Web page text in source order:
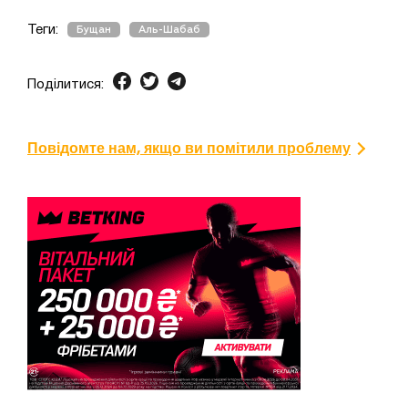
Теги: Бущан Аль-Шабаб
Поділитися:
Повідомте нам, якщо ви помітили проблему